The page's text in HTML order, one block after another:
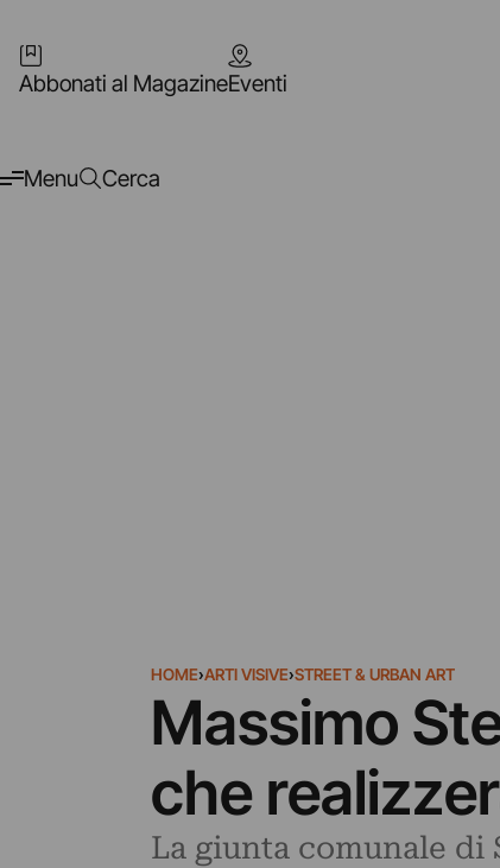
Abbonati al MagazineEventi
Menu Cerca
HOME›ARTI VISIVE›STREET & URBAN ART
Massimo
che
La giunta comunale di